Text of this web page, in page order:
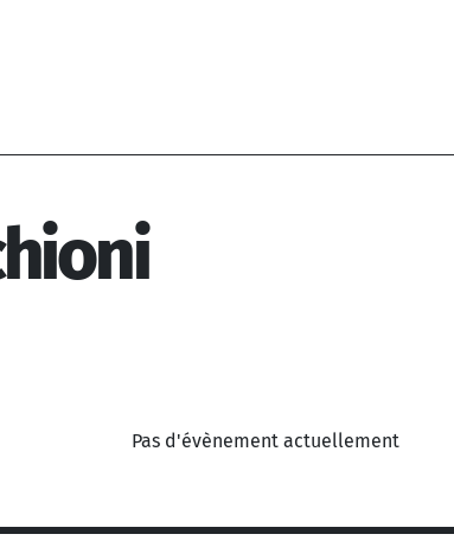
Pas d'évènement actuellement